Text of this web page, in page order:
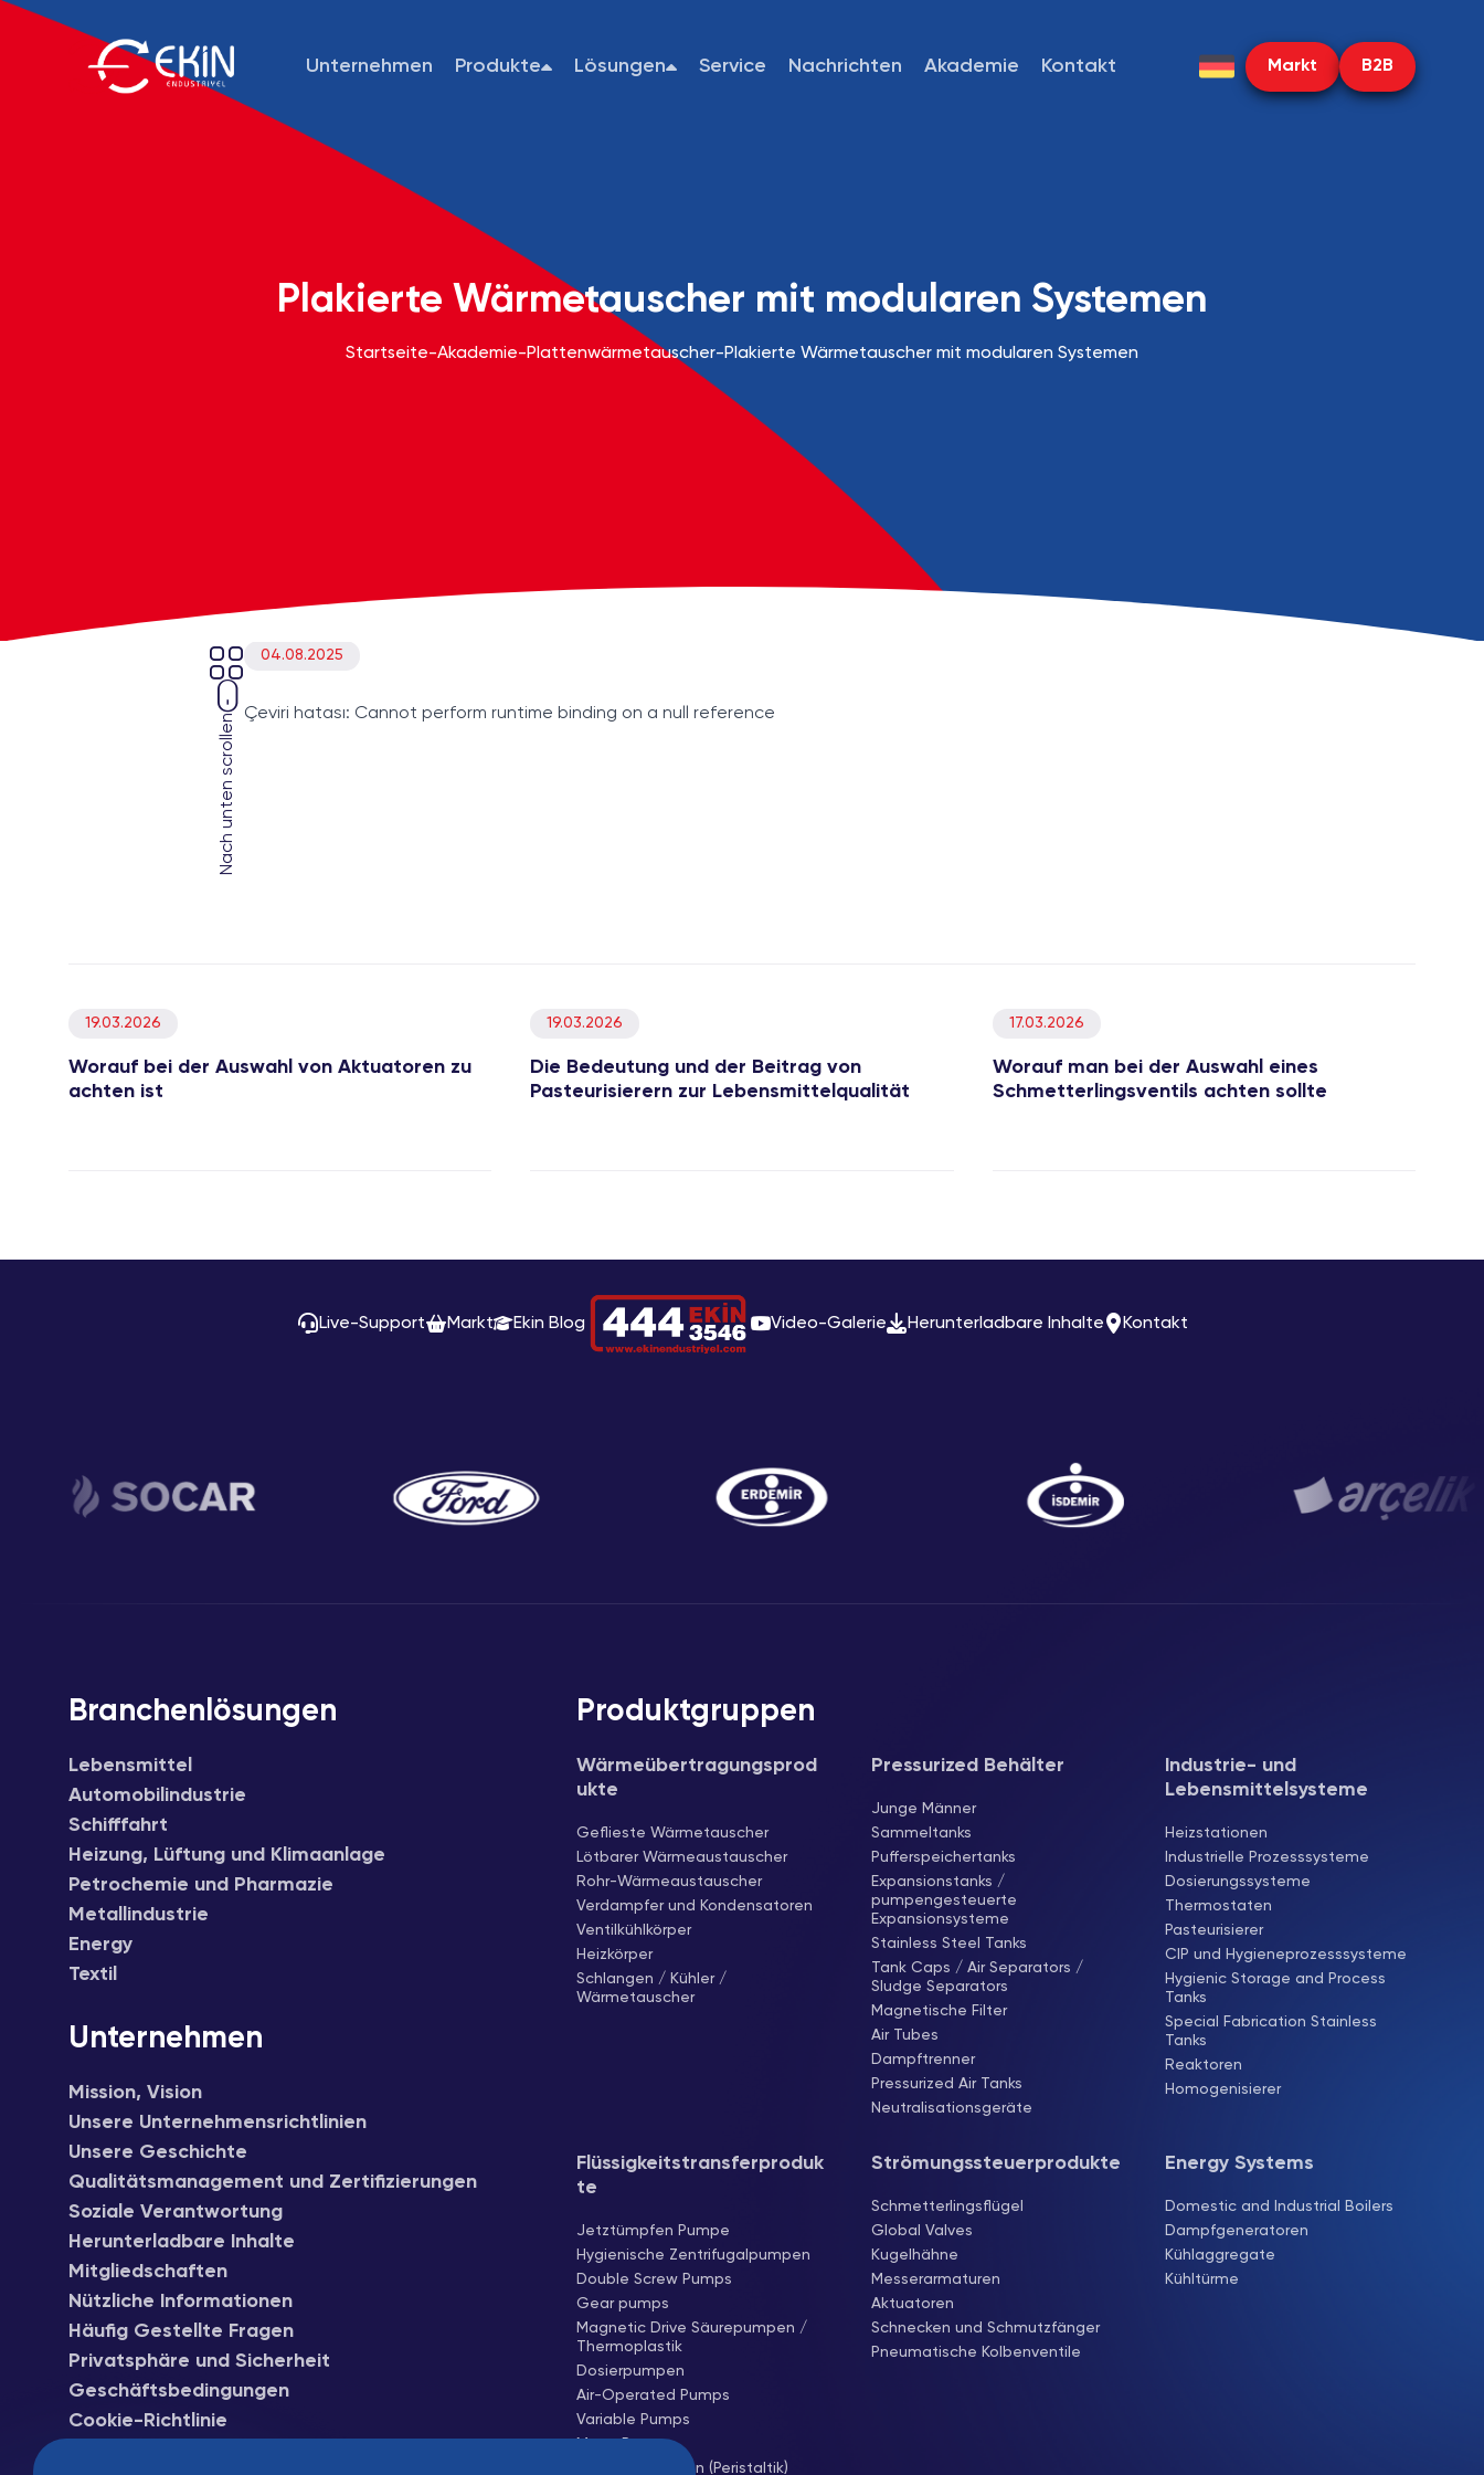
Unternehmen Produkte Lösungen Service Nachrichten Akademie Kontakt Markt B2B
Plakierte Wärmetauscher mit modularen Systemen
Startseite-Akademie-Plattenwärmetauscher-Plakierte Wärmetauscher mit modularen Systemen
Nach unten scrollen
04.08.2025
Çeviri hatası: Cannot perform runtime binding on a null reference
19.03.2026
Worauf bei der Auswahl von Aktuatoren zu
achten ist
19.03.2026
Die Bedeutung und der Beitrag von
Pasteurisierern zur Lebensmittelqualität
17.03.2026
Worauf man bei der Auswahl eines
Schmetterlingsventils achten sollte
Live-Support Markt Ekin Blog Video-Galerie Herunterladbare Inhalte Kontakt
Branchenlösungen
Lebensmittel
Automobilindustrie
Schifffahrt
Heizung, Lüftung und Klimaanlage
Petrochemie und Pharmazie
Metallindustrie
Energy
Textil
Unternehmen
Mission, Vision
Unsere Unternehmensrichtlinien
Unsere Geschichte
Qualitätsmanagement und Zertifizierungen
Soziale Verantwortung
Herunterladbare Inhalte
Mitgliedschaften
Nützliche Informationen
Häufig Gestellte Fragen
Privatsphäre und Sicherheit
Geschäftsbedingungen
Cookie-Richtlinie
Produktgruppen
Wärmeübertragungsprod
ukte
Geflieste Wärmetauscher
Lötbarer Wärmeaustauscher
Rohr-Wärmeaustauscher
Verdampfer und Kondensatoren
Ventilkühlkörper
Heizkörper
Schlangen / Kühler /
Wärmetauscher
Pressurized Behälter
Junge Männer
Sammeltanks
Pufferspeichertanks
Expansionstanks /
pumpengesteuerte
Expansionsysteme
Stainless Steel Tanks
Tank Caps / Air Separators /
Sludge Separators
Magnetische Filter
Air Tubes
Dampftrenner
Pressurized Air Tanks
Neutralisationsgeräte
Industrie- und
Lebensmittelsysteme
Heizstationen
Industrielle Prozesssysteme
Dosierungssysteme
Thermostaten
Pasteurisierer
CIP und Hygieneprozesssysteme
Hygienic Storage and Process
Tanks
Special Fabrication Stainless
Tanks
Reaktoren
Homogenisierer
Flüssigkeitstransferproduk
te
Jetztümpfen Pumpe
Hygienische Zentrifugalpumpen
Double Screw Pumps
Gear pumps
Magnetic Drive Säurepumpen /
Thermoplastik
Dosierpumpen
Air-Operated Pumps
Variable Pumps
Mono Pumps
Schlauchpumpen (Peristaltik)
Strömungssteuerprodukte
Schmetterlingsflügel
Global Valves
Kugelhähne
Messerarmaturen
Aktuatoren
Schnecken und Schmutzfänger
Pneumatische Kolbenventile
Energy Systems
Domestic and Industrial Boilers
Dampfgeneratoren
Kühlaggregate
Kühltürme